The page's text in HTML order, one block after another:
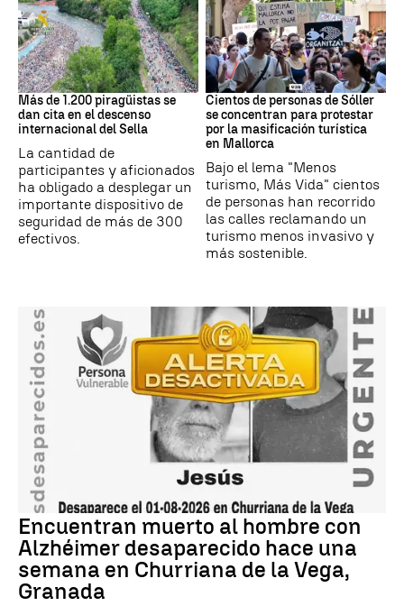
Asturias
Más de 1.200 piragüistas se
dan cita en el descenso
internacional del Sella
La cantidad de
participantes y aficionados
ha obligado a desplegar un
importante dispositivo de
seguridad de más de 300
efectivos.
Protestas
Cientos de personas de Sóller
se concentran para protestar
por la masificación turística
en Mallorca
Bajo el lema "Menos
turismo, Más Vida" cientos
de personas han recorrido
las calles reclamando un
turismo menos invasivo y
más sostenible.
Encuentran muerto al hombre con
Alzhéimer desaparecido hace una
semana en Churriana de la Vega,
Granada